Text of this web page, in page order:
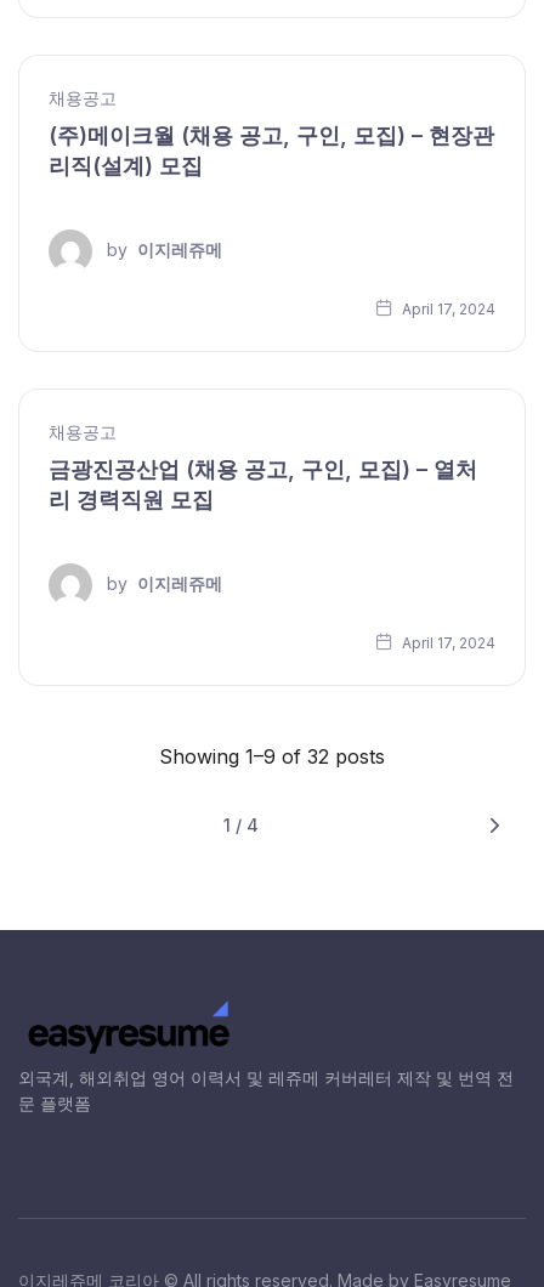
채용공고
(주)메이크월 (채용 공고, 구인, 모집) – 현장관
리직(설계) 모집
by 이지레쥬메
April 17, 2024
채용공고
금광진공산업 (채용 공고, 구인, 모집) – 열처
리 경력직원 모집
by 이지레쥬메
April 17, 2024
Showing 1–9 of 32 posts
1 / 4 Next
외국계, 해외취업 영어 이력서 및 레쥬메 커버레터 제작 및 번역 전
문 플랫폼
이지레쥬메 코리아 © All rights reserved. Made by Easyresume